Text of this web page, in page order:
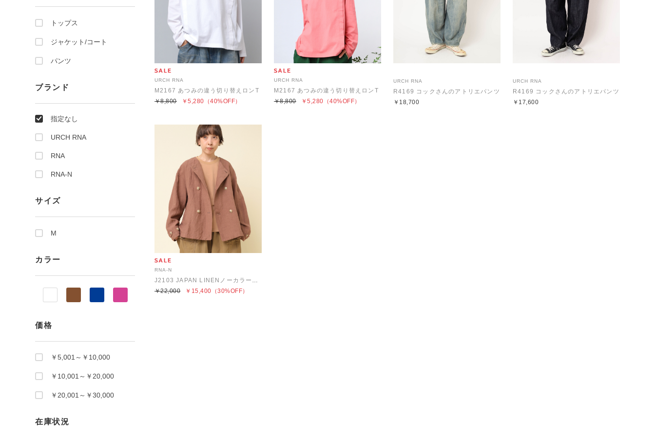
トップス
ジャケット/コート
パンツ
ブランド
指定なし
URCH RNA
RNA
RNA-N
サイズ
M
カラー
価格
￥5,001～￥10,000
￥10,001～￥20,000
￥20,001～￥30,000
在庫状況
URCH RNA
M2167 あつみの違う切り替えロンT
￥5,280
￥8,800 （40%OFF）
URCH RNA
M2167 あつみの違う切り替えロンT
￥5,280
￥8,800 （40%OFF）
URCH RNA
R4169 コックさんのアトリエパンツ
￥18,700
URCH RNA
R4169 コックさんのアトリエパンツ
￥17,600
RNA-N
J2103 JAPAN LINENノーカラージャケット
￥15,400
￥22,000 （30%OFF）